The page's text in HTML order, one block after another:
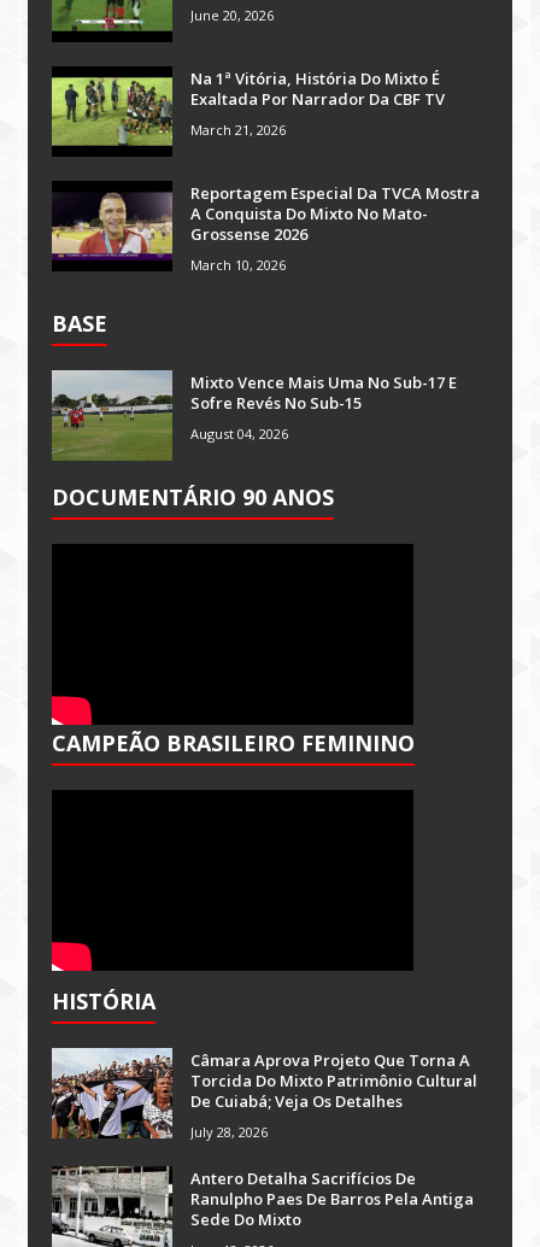
June 20, 2026
Na 1ª Vitória, História Do Mixto É
Exaltada Por Narrador Da CBF TV
March 21, 2026
Reportagem Especial Da TVCA Mostra
A Conquista Do Mixto No Mato-
Grossense 2026
March 10, 2026
BASE
Mixto Vence Mais Uma No Sub-17 E
Sofre Revés No Sub-15
August 04, 2026
DOCUMENTÁRIO 90 ANOS
CAMPEÃO BRASILEIRO FEMININO
HISTÓRIA
Câmara Aprova Projeto Que Torna A
Torcida Do Mixto Patrimônio Cultural
De Cuiabá; Veja Os Detalhes
July 28, 2026
Antero Detalha Sacrifícios De
Ranulpho Paes De Barros Pela Antiga
Sede Do Mixto